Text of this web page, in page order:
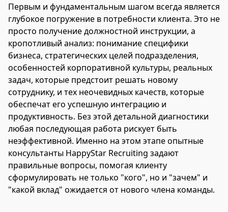
Первым и фундаментальным шагом всегда является
глубокое погружение в потребности клиента. Это не
просто получение должностной инструкции, а
кропотливый анализ: понимание специфики
бизнеса, стратегических целей подразделения,
особенностей корпоративной культуры, реальных
задач, которые предстоит решать новому
сотруднику, и тех неочевидных качеств, которые
обеспечат его успешную интеграцию и
продуктивность. Без этой детальной диагностики
любая последующая работа рискует быть
неэффективной. Именно на этом этапе опытные
консультанты HappyStar Recruiting задают
правильные вопросы, помогая клиенту
сформулировать не только "кого", но и "зачем" и
"какой вклад" ожидается от нового члена команды.